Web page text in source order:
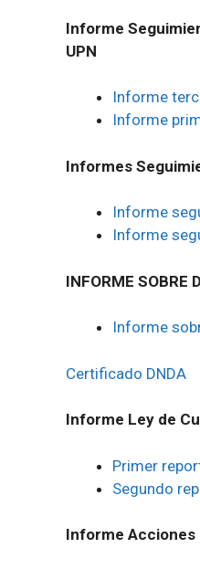
Informe
UPN
Informe
Informe
Informes
Informe
Informe
INFORME SOBRE
Informe
Certificado DNDA
Informe Ley de
Primer
Segundo
Informe Acciones